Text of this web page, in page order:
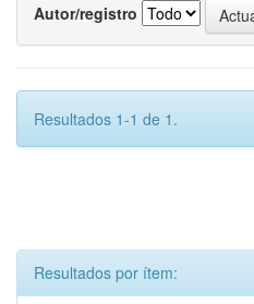
Autor/registro
Resultados 1-1 de 1.
Resultados por ítem: